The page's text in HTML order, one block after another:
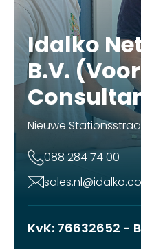
Idalko
B.V.
Nieuwe Stationsstraat
088 284 74 00
KvK: 76632652 -